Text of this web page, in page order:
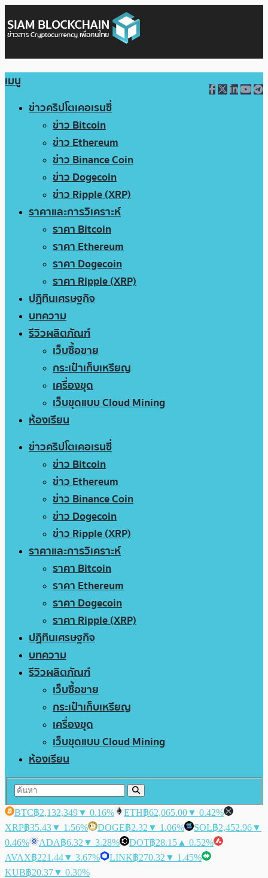
เมนู
ข่าวคริปโตเคอเรนซี่
ข่าว Bitcoin
ข่าว Ethereum
ข่าว Binance Coin
ข่าว Dogecoin
ข่าว Ripple (XRP)
ราคาและการวิเคราะห์
ราคา Bitcoin
ราคา Ethereum
ราคา Dogecoin
ราคา Ripple (XRP)
ปฏิทินเศรษฐกิจ
บทความ
รีวิวผลิตภัณฑ์
เว็บซื้อขาย
กระเป๋าเก็บเหรียญ
เครื่องขุด
เว็บขุดแบบ Cloud Mining
ห้องเรียน
ข่าวคริปโตเคอเรนซี่
ข่าว Bitcoin
ข่าว Ethereum
ข่าว Binance Coin
ข่าว Dogecoin
ข่าว Ripple (XRP)
ราคาและการวิเคราะห์
ราคา Bitcoin
ราคา Ethereum
ราคา Dogecoin
ราคา Ripple (XRP)
ปฏิทินเศรษฐกิจ
บทความ
รีวิวผลิตภัณฑ์
เว็บซื้อขาย
กระเป๋าเก็บเหรียญ
เครื่องขุด
เว็บขุดแบบ Cloud Mining
ห้องเรียน
BTC฿2,132,349▼ 0.16% ETH฿62,065.00▼ 0.42%
XRP฿35.43▼ 1.56% DOGE฿2.32 ▼ 1.06% SOL฿2,452.96▼
0.46%
ADA฿6.32 ▼ 3.28% DOT฿28.15 ▲ 0.52%
AVAX฿221.44▼ 3.67% LINK฿270.32 ▼ 1.45%
KUB฿20.37▼ 0.30%